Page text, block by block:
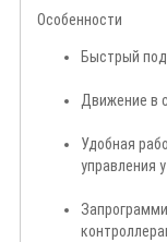
Особенности
Быстрый
Движение в
Удобная
управления